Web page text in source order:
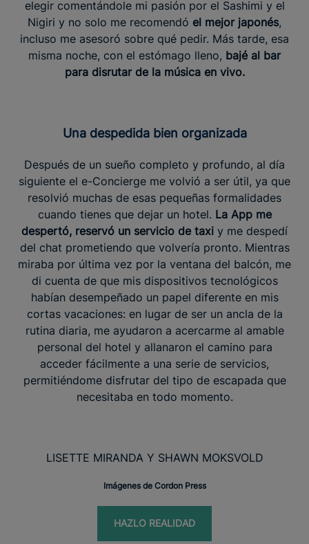
elegir comentándole mi pasión por el Sashimi y el
Nigiri y no solo me recomendó el mejor japonés,
incluso me asesoró sobre qué pedir. Más tarde, esa
misma noche, con el estómago lleno, bajé al bar
para disrutar de la música en vivo.
Una despedida bien organizada
Después de un sueño completo y profundo, al día
siguiente el e-Concierge me volvió a ser útil, ya que
resolvió muchas de esas pequeñas formalidades
cuando tienes que dejar un hotel. La App me
despertó, reservó un servicio de taxi y me despedí
del chat prometiendo que volvería pronto. Mientras
miraba por última vez por la ventana del balcón, me
di cuenta de que mis dispositivos tecnológicos
habían desempeñado un papel diferente en mis
cortas vacaciones: en lugar de ser un ancla de la
rutina diaria, me ayudaron a acercarme al amable
personal del hotel y allanaron el camino para
acceder fácilmente a una serie de servicios,
permitiéndome disfrutar del tipo de escapada que
necesitaba en todo momento.
LISETTE MIRANDA Y SHAWN MOKSVOLD
Imágenes de Cordon Press
HAZLO REALIDAD